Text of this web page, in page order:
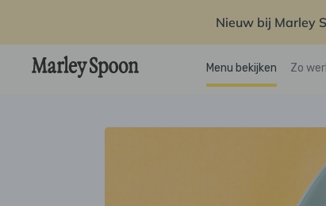
Nieuw bij Marley
Menu bekijken Zo